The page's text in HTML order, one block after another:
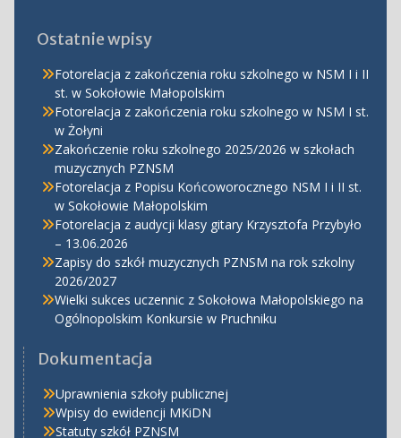
Ostatnie wpisy
Fotorelacja z zakończenia roku szkolnego w NSM I i II
st. w Sokołowie Małopolskim
Fotorelacja z zakończenia roku szkolnego w NSM I st.
w Żołyni
Zakończenie roku szkolnego 2025/2026 w szkołach
muzycznych PZNSM
Fotorelacja z Popisu Końcoworocznego NSM I i II st.
w Sokołowie Małopolskim
Fotorelacja z audycji klasy gitary Krzysztofa Przybyło
– 13.06.2026
Zapisy do szkół muzycznych PZNSM na rok szkolny
2026/2027
Wielki sukces uczennic z Sokołowa Małopolskiego na
Ogólnopolskim Konkursie w Pruchniku
Dokumentacja
Uprawnienia szkoły publicznej
Wpisy do ewidencji MKiDN
Statuty szkół PZNSM